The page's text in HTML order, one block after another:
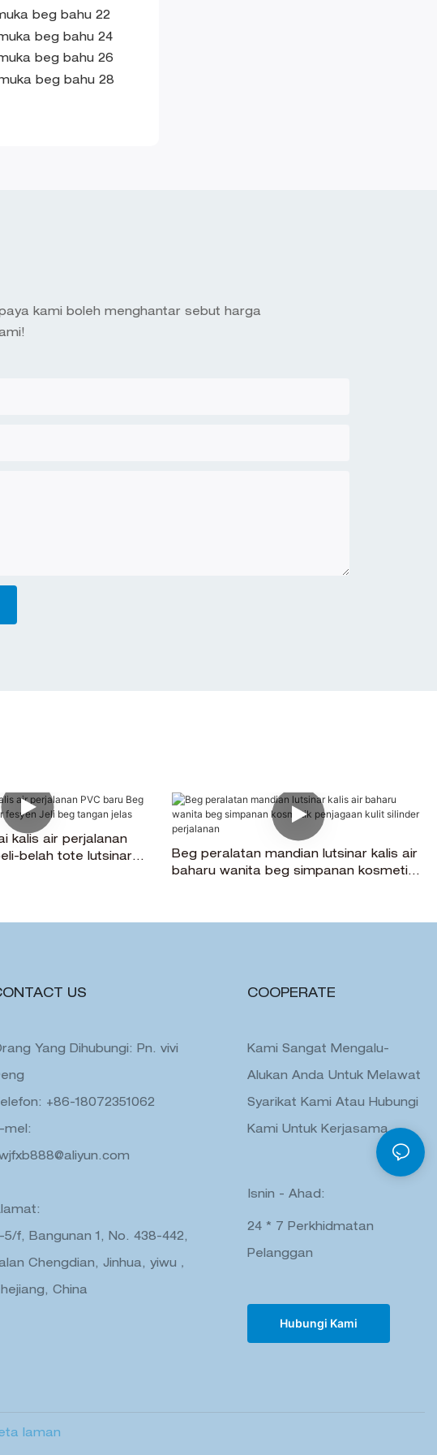
kami boleh menghantar sebut harga
kalis air perjalanan
belah tote lutsinar
Beg peralatan mandian lutsinar kalis air
baharu wanita beg simpanan kosmetik
US
Yang Dihubungi: Pn. vivi
+86-18072351062
mel:
5/f, Bangunan 1, No. 438-442,
Chengdian, Jinhua, yiwu，
China
COOPERATE
Kami Sangat Mengalu-
Alukan Anda Untuk Melawat
Syarikat Kami Atau Hubungi
Kami Untuk Kerjasama.
Isnin - Ahad:
24 * 7 Perkhidmatan
Pelanggan
Hubungi Kami
laman